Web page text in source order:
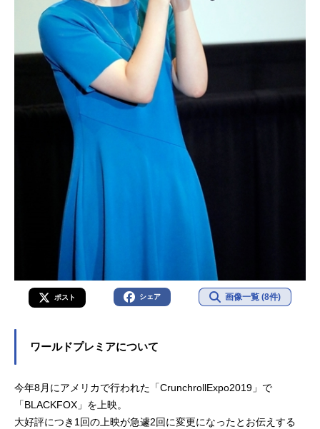
ポスト シェア 画像一覧 (8件)
ワールドプレミアについて
今年8月にアメリカで行われた「CrunchrollExpo2019」で
「BLACKFOX」を上映。
大好評につき1回の上映が急遽2回に変更になったとお伝えする